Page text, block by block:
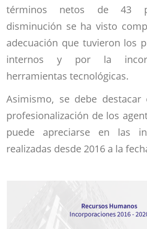
términos netos de 43
disminución se ha visto
adecuación que tuvieron los
internos y por la
herramientas tecnológicas.
Asimismo, se debe destacar
profesionalización de los
puede apreciarse en las
realizadas desde 2016 a la